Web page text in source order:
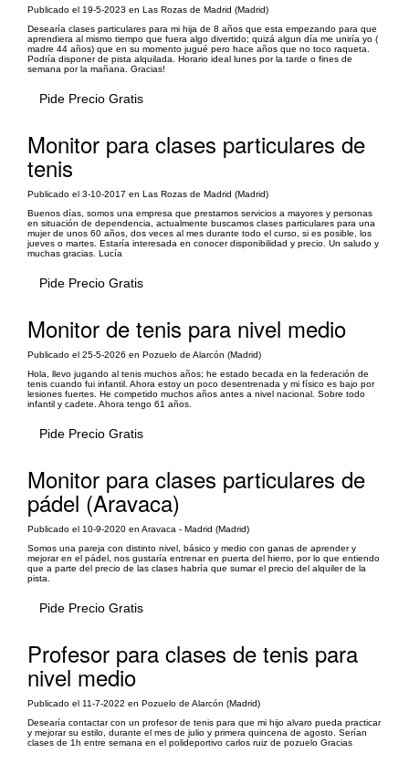
Publicado el 19-5-2023 en Las Rozas de Madrid (Madrid)
Desearía clases particulares para mi hija de 8 años que esta empezando para que
aprendiera al mismo tiempo que fuera algo divertido; quizá algun día me uniría yo (
madre 44 años) que en su momento jugué pero hace años que no toco raqueta.
Podría disponer de pista alquilada. Horario ideal lunes por la tarde o fines de
semana por la mañana. Gracias!
Pide Precio Gratis
Monitor para clases particulares de
tenis
Publicado el 3-10-2017 en Las Rozas de Madrid (Madrid)
Buenos días, somos una empresa que prestamos servicios a mayores y personas
en situación de dependencia, actualmente buscamos clases particulares para una
mujer de unos 60 años, dos veces al mes durante todo el curso, si es posible, los
jueves o martes. Estaría interesada en conocer disponibilidad y precio. Un saludo y
muchas gracias. Lucía
Pide Precio Gratis
Monitor de tenis para nivel medio
Publicado el 25-5-2026 en Pozuelo de Alarcón (Madrid)
Hola, llevo jugando al tenis muchos años; he estado becada en la federación de
tenis cuando fui infantil. Ahora estoy un poco desentrenada y mi físico es bajo por
lesiones fuertes. He competido muchos años antes a nivel nacional. Sobre todo
infantil y cadete. Ahora tengo 61 años.
Pide Precio Gratis
Monitor para clases particulares de
pádel (Aravaca)
Publicado el 10-9-2020 en Aravaca - Madrid (Madrid)
Somos una pareja con distinto nivel, básico y medio con ganas de aprender y
mejorar en el pádel, nos gustaría entrenar en puerta del hierro, por lo que entiendo
que a parte del precio de las clases habría que sumar el precio del alquiler de la
pista.
Pide Precio Gratis
Profesor para clases de tenis para
nivel medio
Publicado el 11-7-2022 en Pozuelo de Alarcón (Madrid)
Desearía contactar con un profesor de tenis para que mi hijo alvaro pueda practicar
y mejorar su estilo, durante el mes de julio y primera quincena de agosto. Serían
clases de 1h entre semana en el polideportivo carlos ruiz de pozuelo Gracias